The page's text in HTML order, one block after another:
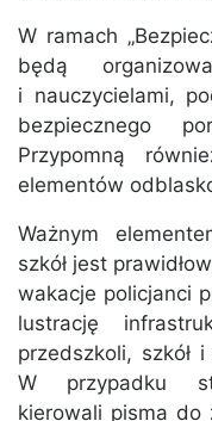
W ramach
będą
i nauczycielami,
bezpiecznego
Przypomną
elementów
Ważnym
szkół jest
wakacje policjanci
lustrację
przedszkoli, szkół
W przypadku
kierowali pisma do